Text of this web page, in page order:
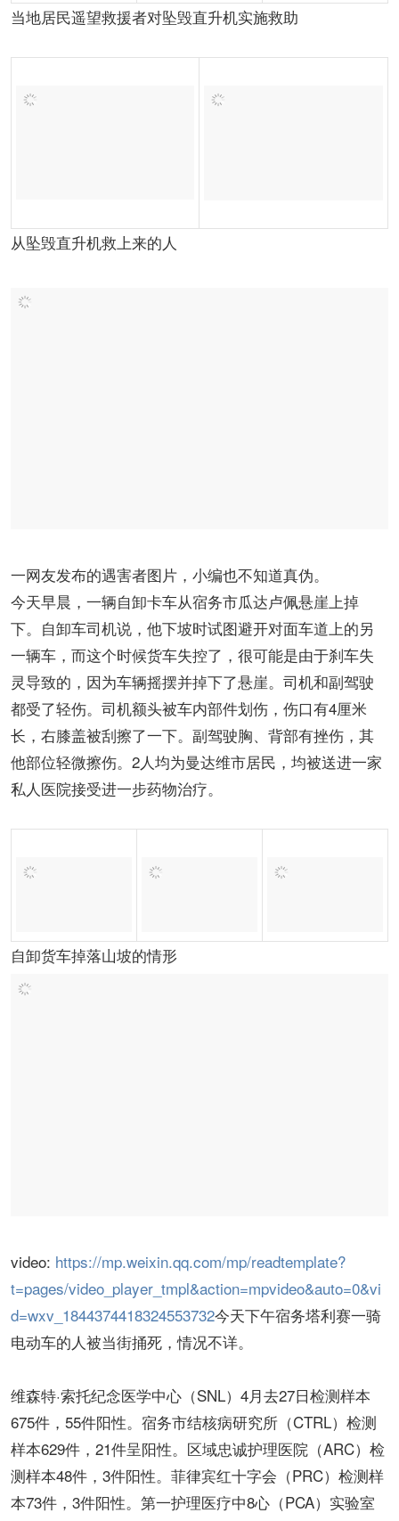
当地居民遥望救援者对坠毁直升机实施救助
从坠毁直升机救上来的人
一网友发布的遇害者图片，小编也不知道真伪。
今天早晨，一辆自卸卡车从宿务市瓜达卢佩悬崖上掉
下。自卸车司机说，他下坡时试图避开对面车道上的另
一辆车，而这个时候货车失控了，很可能是由于刹车失
灵导致的，因为车辆摇摆并掉下了悬崖。司机和副驾驶
都受了轻伤。司机额头被车内部件划伤，伤口有4厘米
长，右膝盖被刮擦了一下。副驾驶胸、背部有挫伤，其
他部位轻微擦伤。2人均为曼达维市居民，均被送进一家
私人医院接受进一步药物治疗。
自卸货车掉落山坡的情形
video: https://mp.weixin.qq.com/mp/readtemplate?
t=pages/video_player_tmpl&action=mpvideo&auto=0&vi
d=wxv_1844374418324553732今天下午宿务塔利赛一骑
电动车的人被当街捅死，情况不详。
维森特·索托纪念医学中心（SNL）4月去27日检测样本
675件，55件阳性。宿务市结核病研究所（CTRL）检测
样本629件，21件呈阳性。区域忠诚护理医院（ARC）检
测样本48件，3件阳性。菲律宾红十字会（PRC）检测样
本73件，3件阳性。第一护理医疗中8心（PCA）实验室